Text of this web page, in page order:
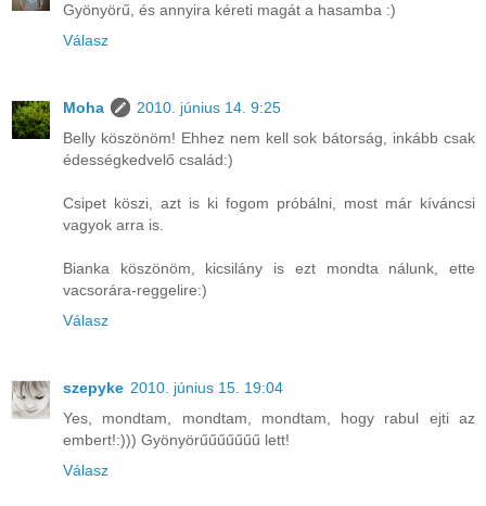
Gyönyörű, és annyira kéreti magát a hasamba :)
Válasz
Moha
2010. június 14. 9:25
Belly köszönöm! Ehhez nem kell sok bátorság, inkább csak
édességkedvelő család:)
Csipet köszi, azt is ki fogom próbálni, most már kíváncsi
vagyok arra is.
Bianka köszönöm, kicsilány is ezt mondta nálunk, ette
vacsorára-reggelire:)
Válasz
szepyke 2010. június 15. 19:04
Yes, mondtam, mondtam, mondtam, hogy rabul ejti az
embert!:))) Gyönyörűűűűűűű lett!
Válasz